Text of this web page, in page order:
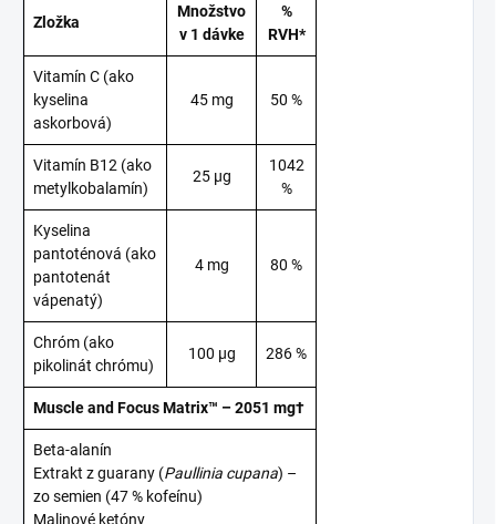
Zložka
Množstvo
v 1 dávke
%
RVH*
Vitamín C (ako
kyselina
askorbová)
45 mg 50 %
Vitamín B12 (ako
metylkobalamín)
25 μg
1042
%
Kyselina
pantoténová (ako
pantotenát
vápenatý)
4 mg 80 %
Chróm (ako
pikolinát chrómu)
100 μg 286 %
Muscle and Focus Matrix™ – 2051 mg†
Beta-alanín
Extrakt z guarany (Paullinia cupana) –
zo semien (47 % kofeínu)
Malinové ketóny